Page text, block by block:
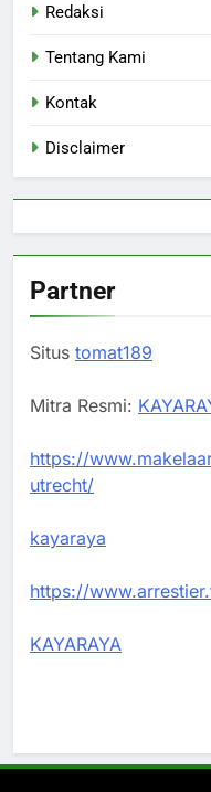
Redaksi
Tentang Kami
Kontak
Disclaimer
Partner
Situs tomat189
Mitra Resmi:
https://
utrecht/
kayaraya
https://
KAYARAYA